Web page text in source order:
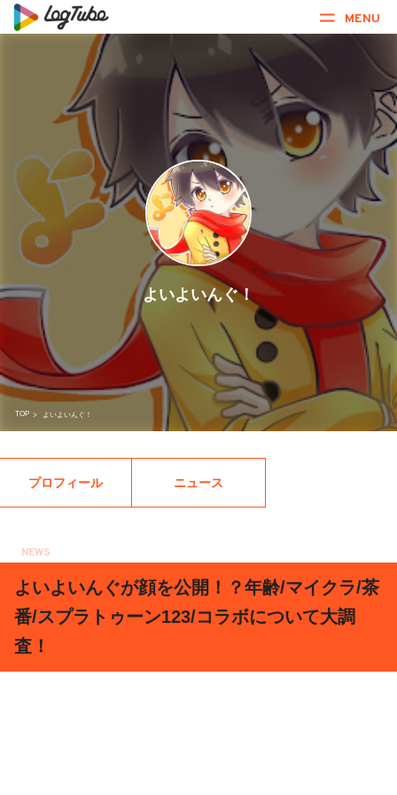
MENU
よいよいんぐ！
TOP > よいよいんぐ！
プロフィール ニュース
NEWS
よいよいんぐが顔を公開！？年齢/マイクラ/茶
番/スプラトゥーン123/コラボについて大調
査！